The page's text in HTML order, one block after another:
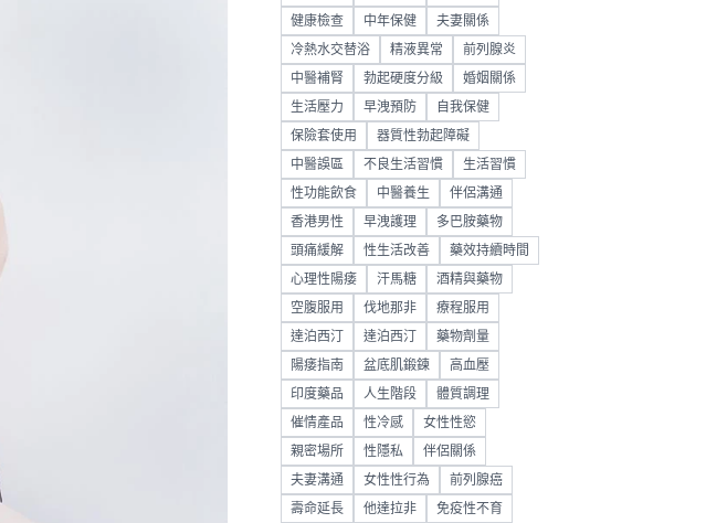
健康檢查 中年保健 夫妻關係
冷熱水交替浴 精液異常 前列腺炎
中醫補腎 勃起硬度分級 婚姻關係
生活壓力 早洩預防 自我保健
保險套使用 器質性勃起障礙
中醫誤區 不良生活習慣 生活習慣
性功能飲食 中醫養生 伴侶溝通
香港男性 早洩護理 多巴胺藥物
頭痛緩解 性生活改善 藥效持續時間
心理性陽痿 汗馬糖 酒精與藥物
空腹服用 伐地那非 療程服用
達泊西汀 達泊西汀 藥物劑量
陽痿指南 盆底肌鍛鍊 高血壓
印度藥品 人生階段 體質調理
催情產品 性冷感 女性性慾
親密場所 性隱私 伴侶關係
夫妻溝通 女性性行為 前列腺癌
壽命延長 他達拉非 免疫性不育